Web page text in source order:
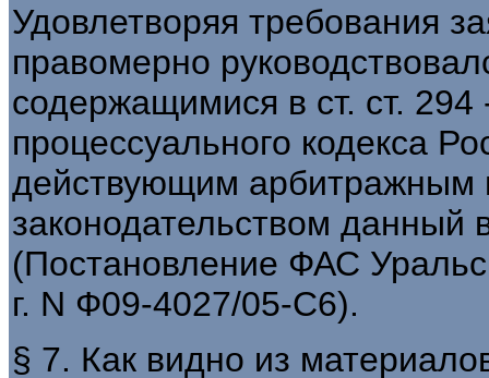
Удовлетворяя требования
правомерно
содержащимися в ст. ст. 294
процессуального кодекса
действующим арбитражным
законодательством данный
(Постановление ФАС
г. N Ф09-4027/05-С6).
§ 7. Как видно из